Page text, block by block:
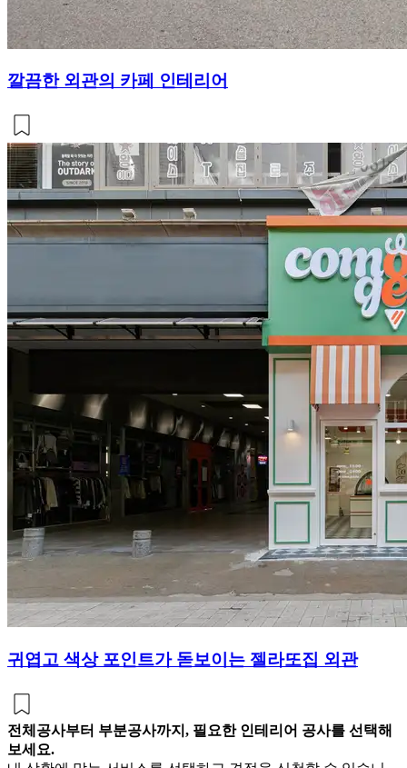
깔끔한 외관의 카페 인테리어
귀엽고 색상 포인트가 돋보이는 젤라또집 외관
전체공사부터 부분공사까지, 필요한 인테리어 공사를 선택해
보세요.